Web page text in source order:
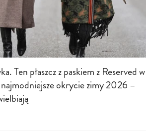
Ten płaszcz z paskiem z Reserved w
okrycie zimy 2026 –